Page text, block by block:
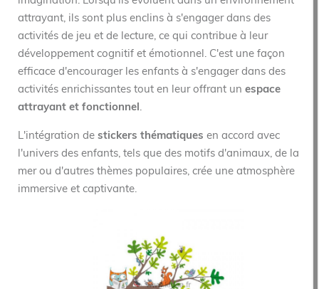
attrayant, ils sont plus enclins à s'engager dans des
activités de jeu et de lecture, ce qui contribue à leur
développement cognitif et émotionnel. C'est une façon
efficace d'encourager les enfants à s'engager dans des
activités enrichissantes tout en leur offrant un espace
attrayant et fonctionnel .
L'intégration de stickers thématiques en accord avec
l'univers des enfants, tels que des motifs d'animaux, de la
mer ou d'autres thèmes populaires, crée une atmosphère
immersive et captivante.